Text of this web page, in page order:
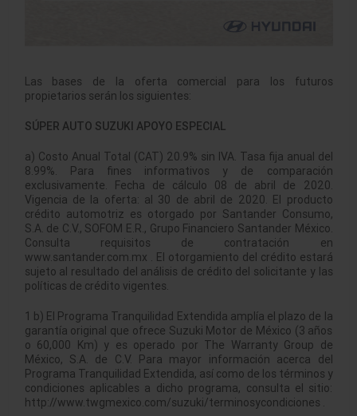
Las bases de la oferta comercial para los futuros
propietarios serán los siguientes:
SÚPER AUTO SUZUKI APOYO ESPECIAL
a) Costo Anual Total (CAT) 20.9% sin IVA. Tasa fija anual del
8.99%. Para fines informativos y de comparación
exclusivamente. Fecha de cálculo 08 de abril de 2020.
Vigencia de la oferta: al 30 de abril de 2020. El producto
crédito automotriz es otorgado por Santander Consumo,
S.A. de C.V., SOFOM E.R., Grupo Financiero Santander México.
Consulta requisitos de contratación en
www.santander.com.mx . El otorgamiento del crédito estará
sujeto al resultado del análisis de crédito del solicitante y las
políticas de crédito vigentes.
1 b) El Programa Tranquilidad Extendida amplía el plazo de la
garantía original que ofrece Suzuki Motor de México (3 años
o 60,000 Km) y es operado por The Warranty Group de
México, S.A. de C.V. Para mayor información acerca del
Programa Tranquilidad Extendida, así como de los términos y
condiciones aplicables a dicho programa, consulta el sitio:
http://www.twgmexico.com/suzuki/terminosycondiciones .